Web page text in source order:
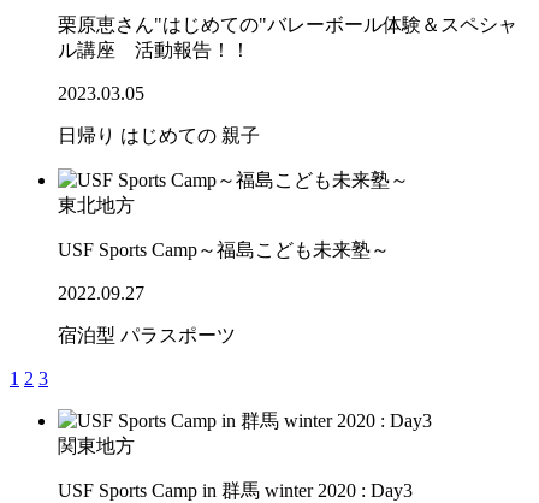
栗原恵さん"はじめての"バレーボール体験＆スペシャ
ル講座 活動報告！！
2023.03.05
日帰り はじめての 親子
東北地方
USF Sports Camp～福島こども未来塾～
2022.09.27
宿泊型 パラスポーツ
1 2 3
関東地方
USF Sports Camp in 群馬 winter 2020 : Day3